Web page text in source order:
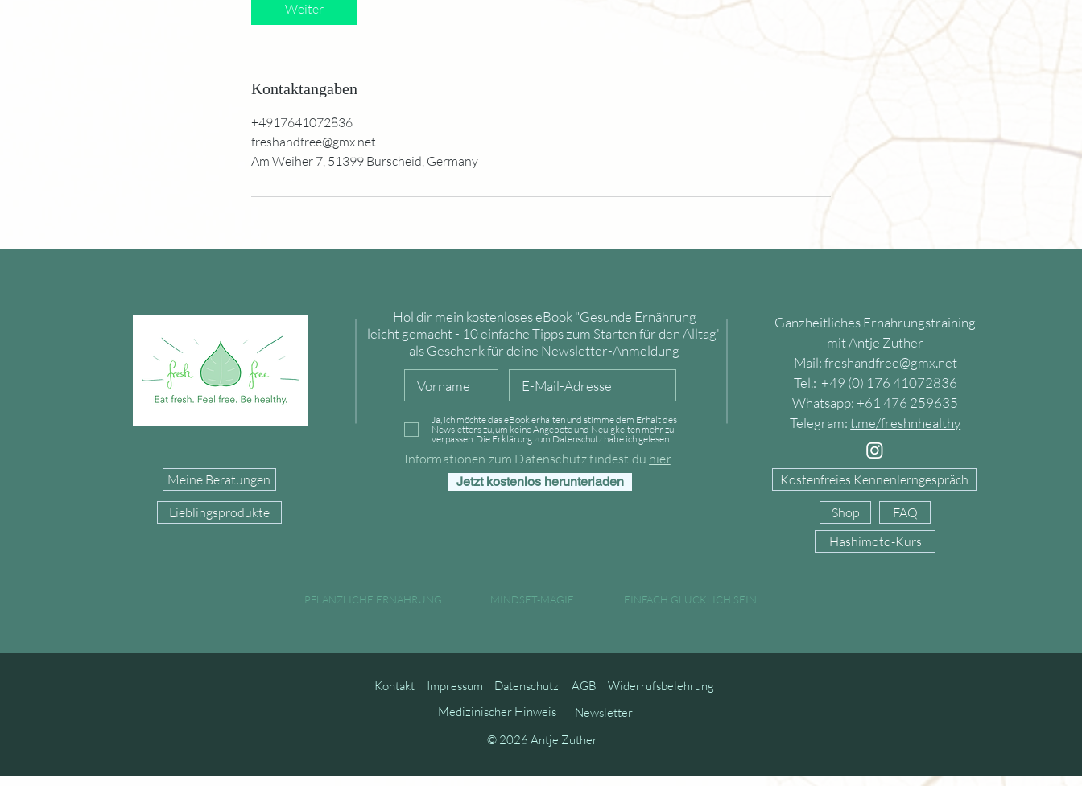
Weiter
Kontaktangaben
+4917641072836
freshandfree@gmx.net
Am Weiher 7, 51399 Burscheid, Germany
Meine Beratungen
Lieblingsprodukte
Hol dir mein kostenloses eBook"Gesunde Ernährung
leichtgemacht - 10 einfache Tipps zum Starten für den Alltag"
als Geschenk für deine Newsletter-Anmeldung
Ja, ich möchte das eBook erhalten und stimme dem Erhalt des
Newsletters zu, um keine Angebote und Neuigkeiten mehr zu
verpassen. Die Erklärung zum Datenschutz habe ich gelesen.
Informationen zum Datenschutz findest du hier.
Jetzt kostenlos herunterladen
Ganzheitliches Ernährungstraining
mit Antje Zuther
Mail:freshandfree@gmx.net
Tel.: +49 (0) 176 41072836
Whatsapp: +61 476 259635
Telegram:t.me/freshnhealthy
Kostenfreies Kennenlerngespräch
Shop
FAQ
Hashimoto-Kurs
Datenschutz AGB
Impressum
Kontakt
Widerrufsbelehrung
Medizinischer Hinweis
Newsletter
© 2026 Antje Zuther
PFLANZLICHE ERNÄHRUNG MINDSET-MAGIE EINFACH GLÜCKLICH SEIN